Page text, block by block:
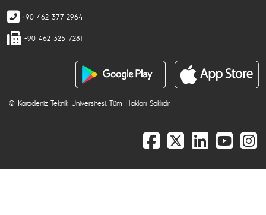
+90 462 377 2964
+90 462 325 7281
© Karadeniz Teknik Üniversitesi. Tüm Hakları Saklıdır